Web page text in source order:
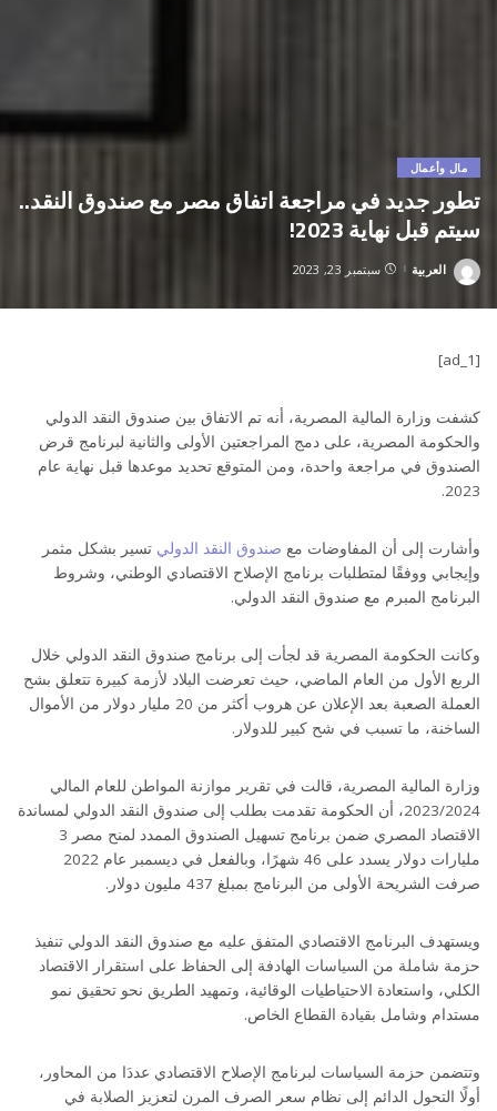
مال وأعمال
تطور جديد في مراجعة اتفاق مصر مع صندوق النقد..
سيتم قبل نهاية 2023!
Posted
العربية سبتمبر 23, 2023
[ad_1]
كشفت وزارة المالية المصرية، أنه تم الاتفاق بين صندوق النقد الدولي
والحكومة المصرية، على دمج المراجعتين الأولى والثانية لبرنامج قرض
الصندوق في مراجعة واحدة، ومن المتوقع تحديد موعدها قبل نهاية عام
2023.
وأشارت إلى أن المفاوضات مع صندوق النقد الدولي تسير بشكل مثمر
وإيجابي ووفقًا لمتطلبات برنامج الإصلاح الاقتصادي الوطني، وشروط
البرنامج المبرم مع صندوق النقد الدولي.
وكانت الحكومة المصرية قد لجأت إلى برنامج صندوق النقد الدولي خلال
الربع الأول من العام الماضي، حيث تعرضت البلاد لأزمة كبيرة تتعلق بشح
العملة الصعبة بعد الإعلان عن هروب أكثر من 20 مليار دولار من الأموال
الساخنة، ما تسبب في شح كبير للدولار.
وزارة المالية المصرية، قالت في تقرير موازنة المواطن للعام المالي
2023/2024، أن الحكومة تقدمت بطلب إلى صندوق النقد الدولي لمساندة
الاقتصاد المصري ضمن برنامج تسهيل الصندوق الممدد لمنح مصر 3
مليارات دولار يسدد على 46 شهرًا، وبالفعل في ديسمبر عام 2022
صرفت الشريحة الأولى من البرنامج بمبلغ 437 مليون دولار.
ويستهدف البرنامج الاقتصادي المتفق عليه مع صندوق النقد الدولي تنفيذ
حزمة شاملة من السياسات الهادفة إلى الحفاظ على استقرار الاقتصاد
الكلي، واستعادة الاحتياطيات الوقائية، وتمهيد الطريق نحو تحقيق نمو
مستدام وشامل بقيادة القطاع الخاص.
وتتضمن حزمة السياسات لبرنامج الإصلاح الاقتصادي عددَا من المحاور،
أولًا التحول الدائم إلى نظام سعر الصرف المرن لتعزيز الصلابة في